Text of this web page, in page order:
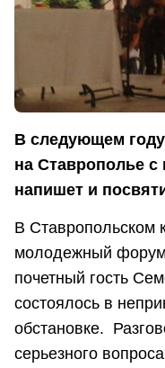
В следующем
на Ставрополье с
напишет и
В Ставропольском
молодежный
почетный гость
состоялось в
обстановке.
серьезного